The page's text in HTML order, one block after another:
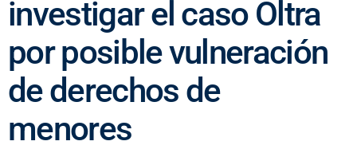
investigar el caso Oltra
por posible vulneración
de derechos de
menores